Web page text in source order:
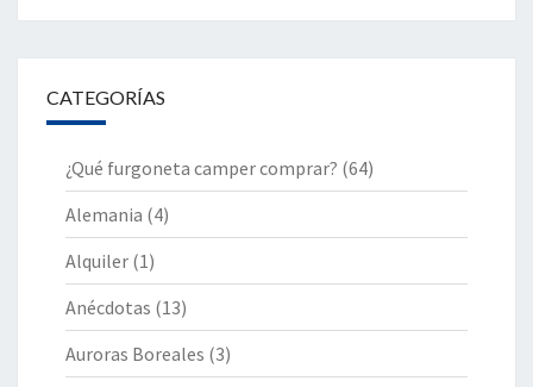
CATEGORÍAS
¿Qué furgoneta camper comprar? (64)
Alemania (4)
Alquiler (1)
Anécdotas (13)
Auroras Boreales (3)